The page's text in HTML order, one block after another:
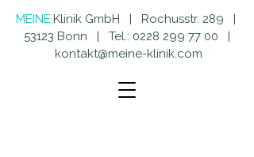
MEINE.Klinik GmbH | Rochusstr. 289 |
53123 Bonn | Tel.: 0228 299 77 00 |
kontakt@meine-klinik.com